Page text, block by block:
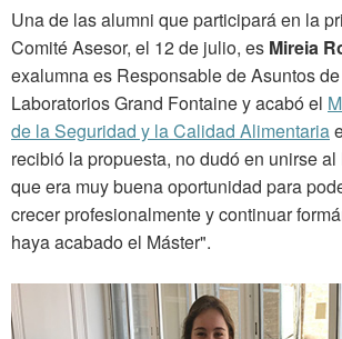
Una de las alumni que participará en la
Comité Asesor, el 12 de julio, es Mireia
exalumna es Responsable de Asuntos
Laboratorios Grand Fontaine y acabó el
de la Seguridad y la Calidad Alimentaria
recibió la propuesta, no dudó en unirse
que era muy buena oportunidad para
crecer profesionalmente y continuar
haya acabado el Máster".